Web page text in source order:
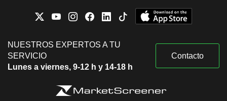
NUESTROS EXPERTOS A TU
SERVICIO
Lunes a viernes, 9-12 h y 14-18 h
Contacto